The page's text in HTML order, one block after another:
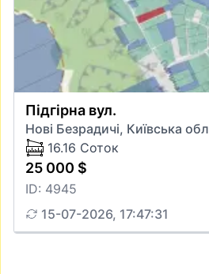
Підгірна вул.
Нові Безрадичі, Київська обл
16.16 Соток
25 000 $
ID: 4945
15-07-2026, 17:47:31